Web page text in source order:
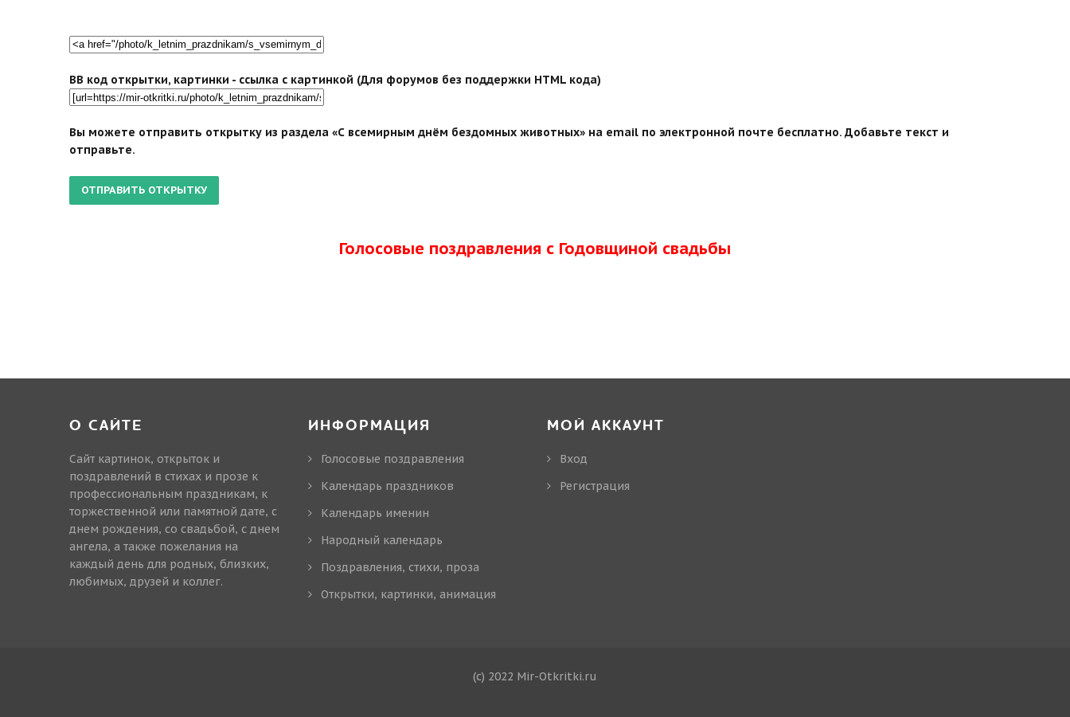
BB код открытки, картинки - ссылка с картинкой (Для форумов без поддержки HTML кода)
Вы можете отправить открытку из раздела «С всемирным днём бездомных животных» на email по электронной почте бесплатно. Добавьте текст и
отправьте.
Голосовые поздравления с Годовщиной свадьбы
О САЙТЕ
Сайт картинок, открыток и
поздравлений в стихах и прозе к
профессиональным праздникам, к
торжественной или памятной дате, с
днем рождения, со свадьбой, с днем
ангела, а также пожелания на
каждый день для родных, близких,
любимых, друзей и коллег.
ИНФОРМАЦИЯ
Голосовые поздравления
Календарь праздников
Календарь именин
Народный календарь
Поздравления, стихи, проза
Открытки, картинки, анимация
МОЙ АККАУНТ
Вход
Регистрация
(c) 2022 Mir-Otkritki.ru